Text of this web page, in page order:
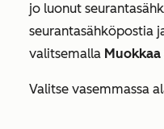
jo luonut
seurantasähköpostia
valitsemalla
Valitse vasemmassa